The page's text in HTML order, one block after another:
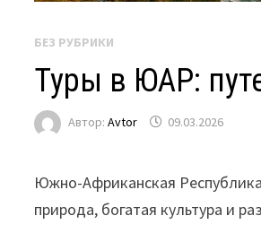
БЕЗ РУБРИКИ
Туры в ЮАР:
Автор:Avtor 09.03.2026
Южно-Африканская
природа, богатая культура и